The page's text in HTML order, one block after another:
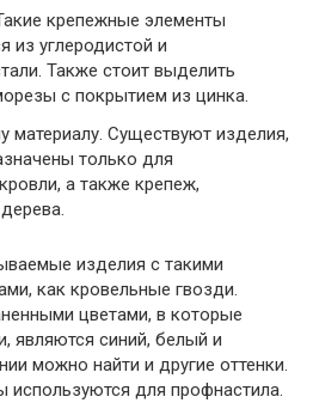
крепежные элементы
из углеродистой и
Также стоит выделить
с покрытием из цинка.
материалу. Существуют изделия,
только для
а также крепеж,
изделия с такими
как кровельные гвозди.
цветами, в которые
являются синий, белый и
можно найти и другие оттенки.
используются для профнастила.